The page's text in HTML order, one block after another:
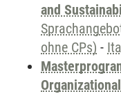
and
ohne CPs) -